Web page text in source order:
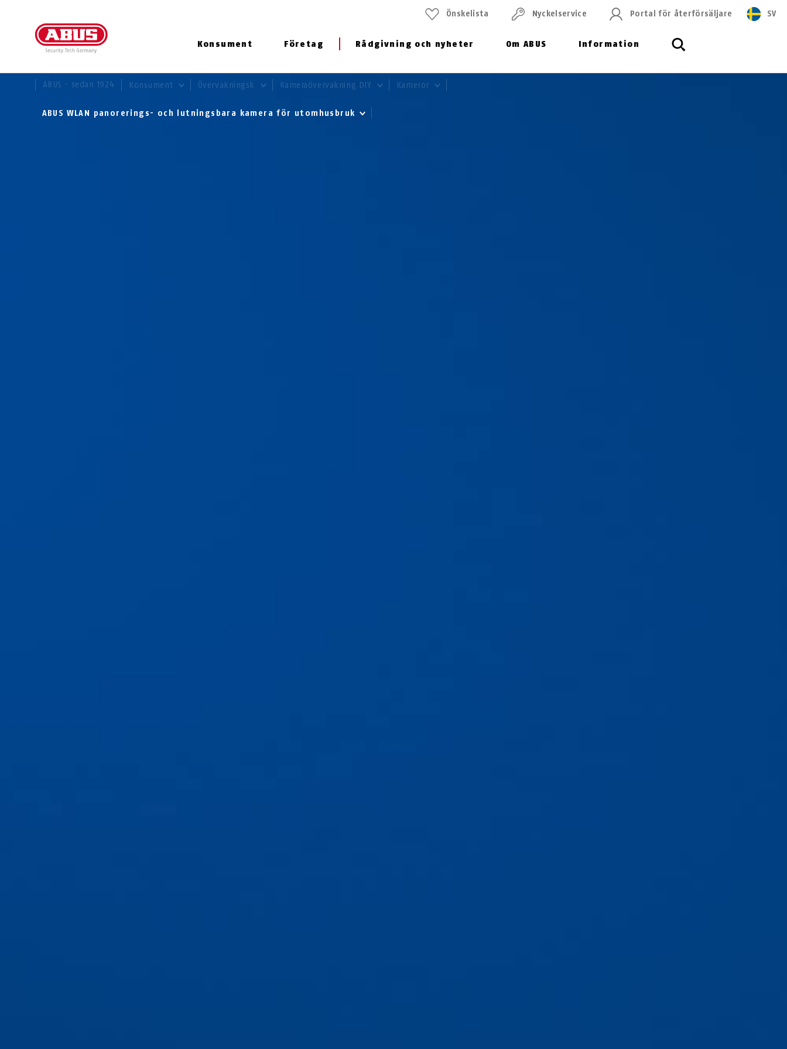
Konsument Företag Rådgivning och nyheter Om ABUS Information
Önskelista Nyckelservice Portal för återförsäljare SV
DU ÄR HÄR:
ABUS - sedan 1924 Konsument Övervakningsk Kameraövervakning DIY Kameror
ABUS WLAN panorerings- och lutningsbara kamera för utomhusbruk